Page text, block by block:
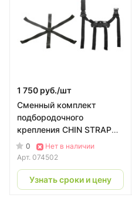
1 750 руб./шт
Сменный комплект
подбородочного
крепления CHIN STRAP
для касок ARES | CAMP
0
Нет в наличии
Арт. 074502
Узнать сроки и цену